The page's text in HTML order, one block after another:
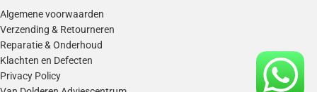
Algemene voorwaarden
Verzending & Retourneren
Reparatie & Onderhoud
Klachten en Defecten
Privacy Policy